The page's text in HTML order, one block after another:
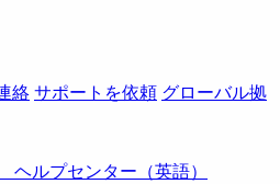
絡サポートを依頼 グローバル拠
ヘルプセンター（英語）